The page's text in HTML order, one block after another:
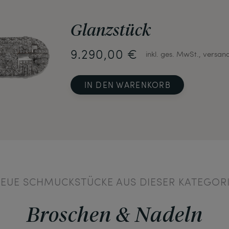
Glanzstück
9.290,00 € inkl. ges. MwSt.,
IN DEN WARENKORB
SCHMUCKSTÜCKE AUS DIESER
Broschen & Nadeln